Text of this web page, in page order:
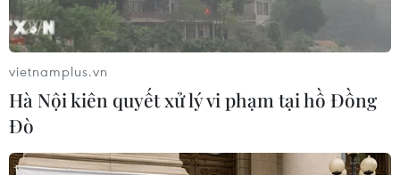
Đào Nha chiều 27/7 với mong muốn được chứng
kiến một bàn thắng lịch sử từ những phút đầu
trận đấu. Một cú đánh gót của Huỳnh Như cho
Hoàng Thị Loan ngay ở những giây đầu đã
khiến đội bạn phạm lỗi. Từ tình huống đó cũng
như pha phạt góc sau đó, bóng đã quanh quẩn
trong khu vực 16m50 của Bồ Đào Nha. Nhưng
vietnamplus.vn
Hà Nội kiên quyết xử lý vi phạm tại hồ Đồng
Đò